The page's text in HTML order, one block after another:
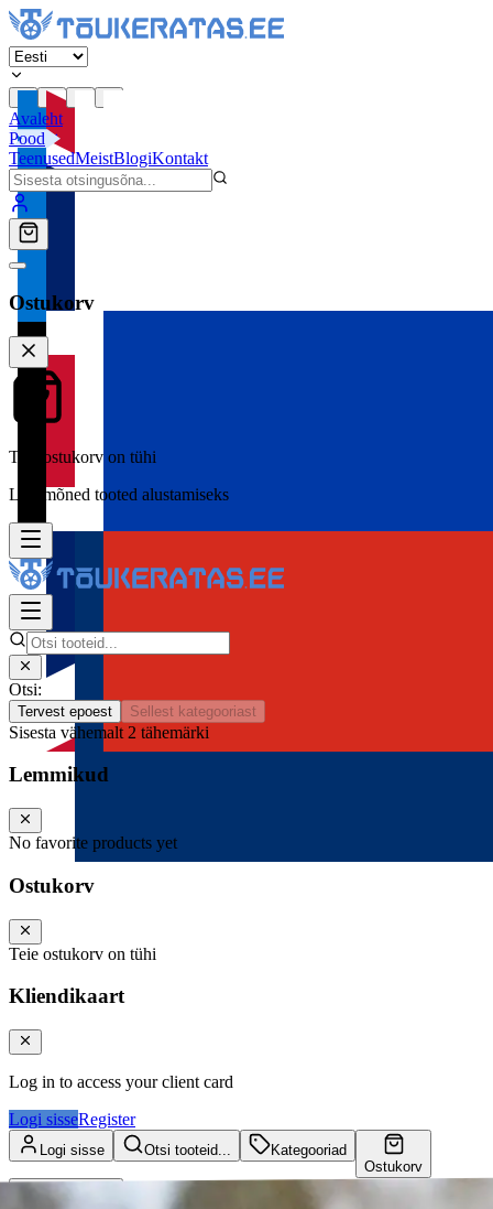
Avaleht
Pood
TeenusedMeistBlogiKontakt
Ostukorv
Teie ostukorv on tühi
Lisa mõned tooted alustamiseks
Otsi:
Tervest epoest Sellest kategooriast
Sisesta vähemalt 2 tähemärki
Lemmikud
No favorite products yet
Ostukorv
Teie ostukorv on tühi
Kliendikaart
Log in to access your client card
Logi sisseRegister
Logi sisse Otsi tooteid...
Kategooriad
Ostukorv
Kliendikaart